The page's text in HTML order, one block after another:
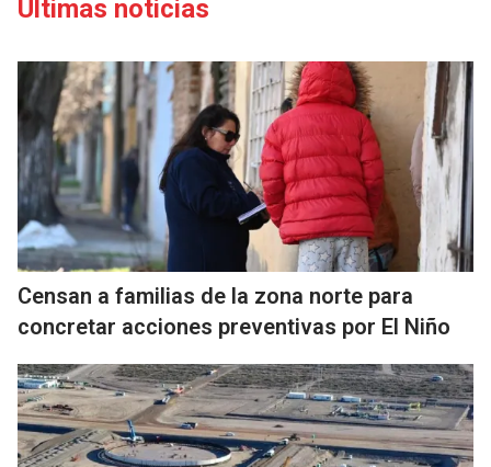
Últimas noticias
Censan a familias de la zona norte para
concretar acciones preventivas por El Niño